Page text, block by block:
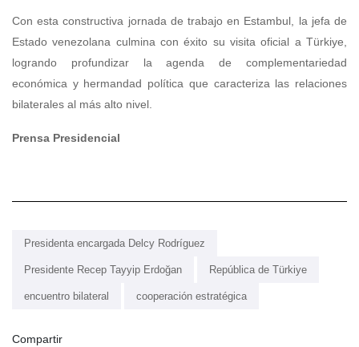
Con esta constructiva jornada de trabajo en Estambul, la jefa de
Estado venezolana culmina con éxito su visita oficial a Türkiye,
logrando profundizar la agenda de complementariedad
económica y hermandad política que caracteriza las relaciones
bilaterales al más alto nivel.
Prensa Presidencial
Presidenta encargada Delcy Rodríguez
Presidente Recep Tayyip Erdoğan República de Türkiye
encuentro bilateral cooperación estratégica
Compartir